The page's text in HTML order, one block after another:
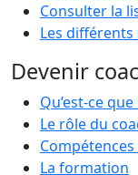
Consulter la
Les
Devenir
Qu’est-ce
Le rôle du
La formation